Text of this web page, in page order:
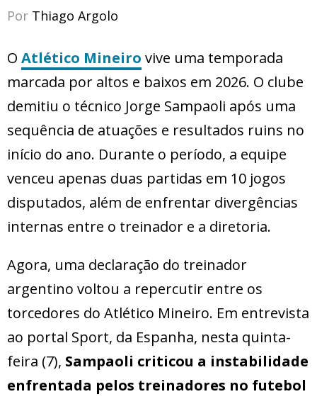
Por Thiago Argolo
O Atlético Mineiro vive uma temporada
marcada por altos e baixos em 2026. O clube
demitiu o técnico Jorge Sampaoli após uma
sequência de atuações e resultados ruins no
início do ano. Durante o período, a equipe
venceu apenas duas partidas em 10 jogos
disputados, além de enfrentar divergências
internas entre o treinador e a diretoria.
Agora, uma declaração do treinador
argentino voltou a repercutir entre os
torcedores do Atlético Mineiro. Em entrevista
ao portal Sport, da Espanha, nesta quinta-
feira (7), Sampaoli criticou a instabilidade
enfrentada pelos treinadores no futebol